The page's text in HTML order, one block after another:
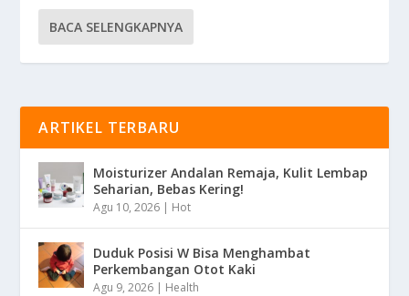
BACA SELENGKAPNYA
ARTIKEL TERBARU
Moisturizer Andalan Remaja, Kulit Lembap
Seharian, Bebas Kering!
Agu 10, 2026 | Hot
Duduk Posisi W Bisa Menghambat
Perkembangan Otot Kaki
Agu 9, 2026 | Health